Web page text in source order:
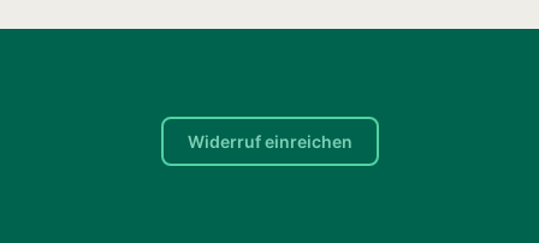
Widerruf einreichen